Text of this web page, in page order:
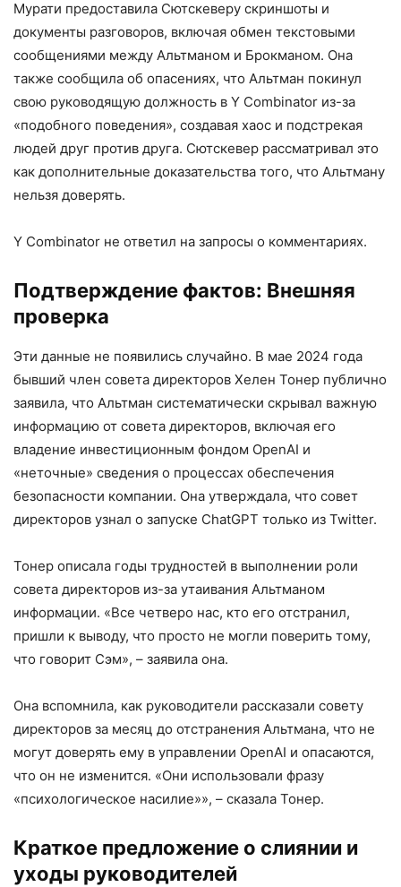
Мурати предоставила Сютскеверу скриншоты и
документы разговоров, включая обмен текстовыми
сообщениями между Альтманом и Брокманом. Она
также сообщила об опасениях, что Альтман покинул
свою руководящую должность в Y Combinator из-за
«подобного поведения», создавая хаос и подстрекая
людей друг против друга. Сютскевер рассматривал это
как дополнительные доказательства того, что Альтману
нельзя доверять.
Y Combinator не ответил на запросы о комментариях.
Подтверждение фактов: Внешняя
проверка
Эти данные не появились случайно. В мае 2024 года
бывший член совета директоров Хелен Тонер публично
заявила, что Альтман систематически скрывал важную
информацию от совета директоров, включая его
владение инвестиционным фондом OpenAI и
«неточные» сведения о процессах обеспечения
безопасности компании. Она утверждала, что совет
директоров узнал о запуске ChatGPT только из Twitter.
Тонер описала годы трудностей в выполнении роли
совета директоров из-за утаивания Альтманом
информации. «Все четверо нас, кто его отстранил,
пришли к выводу, что просто не могли поверить тому,
что говорит Сэм», – заявила она.
Она вспомнила, как руководители рассказали совету
директоров за месяц до отстранения Альтмана, что не
могут доверять ему в управлении OpenAI и опасаются,
что он не изменится. «Они использовали фразу
«психологическое насилие»», – сказала Тонер.
Краткое предложение о слиянии и
уходы руководителей